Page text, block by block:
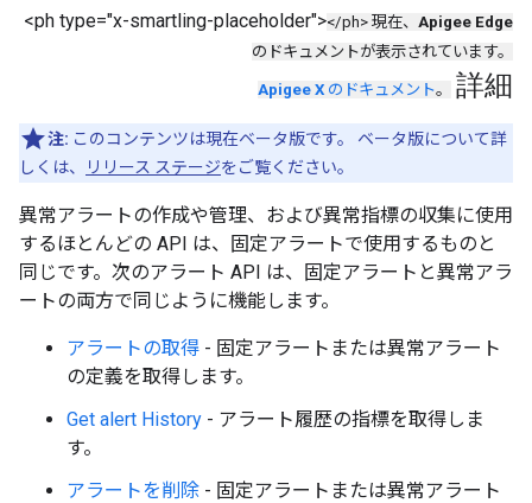
<ph type="x-smartling-placeholder"></ph> 現在、 Apigee Edge
のドキュメントが表示されています。
Apigee X のドキュメント。 詳細
注: このコンテンツは現在ベータ版です。 ベータ版について詳
しくは、
リリース ステージをご覧ください。
異常アラートの作成や管理、および異常指標の収集に使用
するほとんどの API は、固定アラートで使用するものと
同じです。次のアラート API は、固定アラートと異常アラ
ートの両方で同じように機能します。
アラートの取得 - 固定アラートまたは異常アラート
の定義を取得します。
Get alert History - アラート履歴の指標を取得しま
す。
アラートを削除 - 固定アラートまたは異常アラート